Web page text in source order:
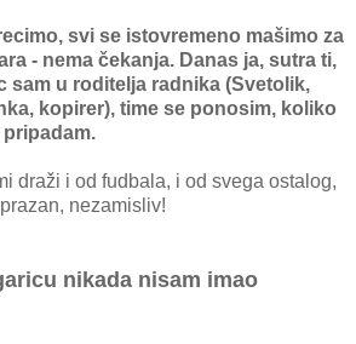
svi se istovremeno mašimo za
- nema čekanja. Danas ja, sutra ti,
sam u roditelja radnika (Svetolik,
kopirer), time se ponosim, koliko
draži i od fudbala, i od svega ostalog,
nezamisliv!
nikada nisam imao